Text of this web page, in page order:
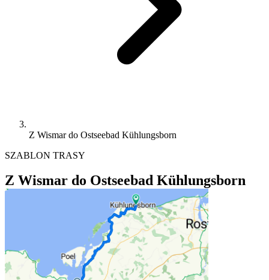
Z Wismar do Ostseebad Kühlungsborn
SZABLON TRASY
Z Wismar do Ostseebad Kühlungsborn